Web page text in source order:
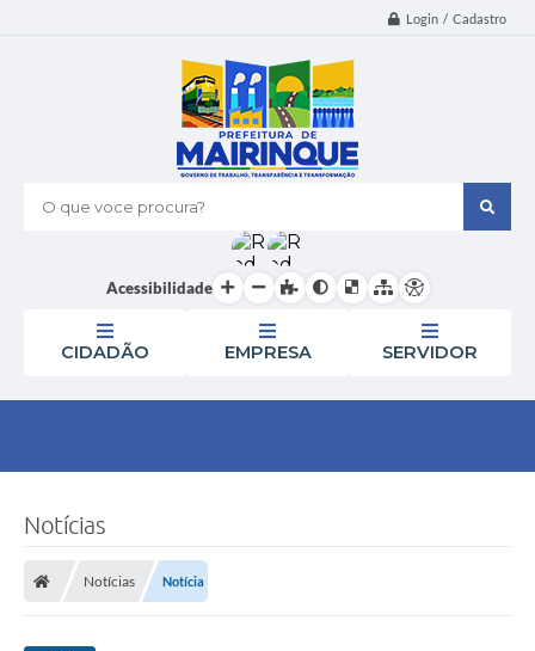
Login / Cadastro
O que voce procura?
Acessibilidade
CIDADÃO EMPRESA SERVIDOR
Notícias
Notícias Notícia